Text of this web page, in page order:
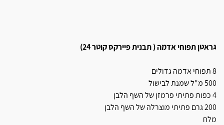
גראטן תפוחי אדמה ( תבנית פיירקס קוטר 24)
8 תפוחי אדמה גדולים
500 מ"ל שמנת לבישול
4 כפות פתיתי פרמזן של השף הלבן
200 גרם פתיתי מוצרלה של השף הלבן
מלח